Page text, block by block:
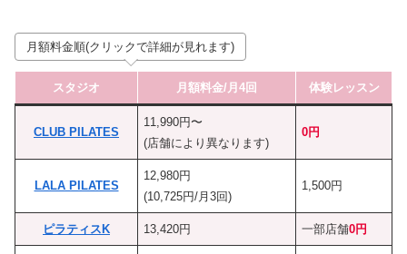
月額料金順(クリックで詳細が見れます)
スタジオ 月額料金/月4回 体験レッスン
CLUB PILATES
11,990円〜
(店舗により異なります)
0円
LALA PILATES
12,980円
(10,725円/月3回)
1,500円
ピラティスK 13,420円 一部店舗0円